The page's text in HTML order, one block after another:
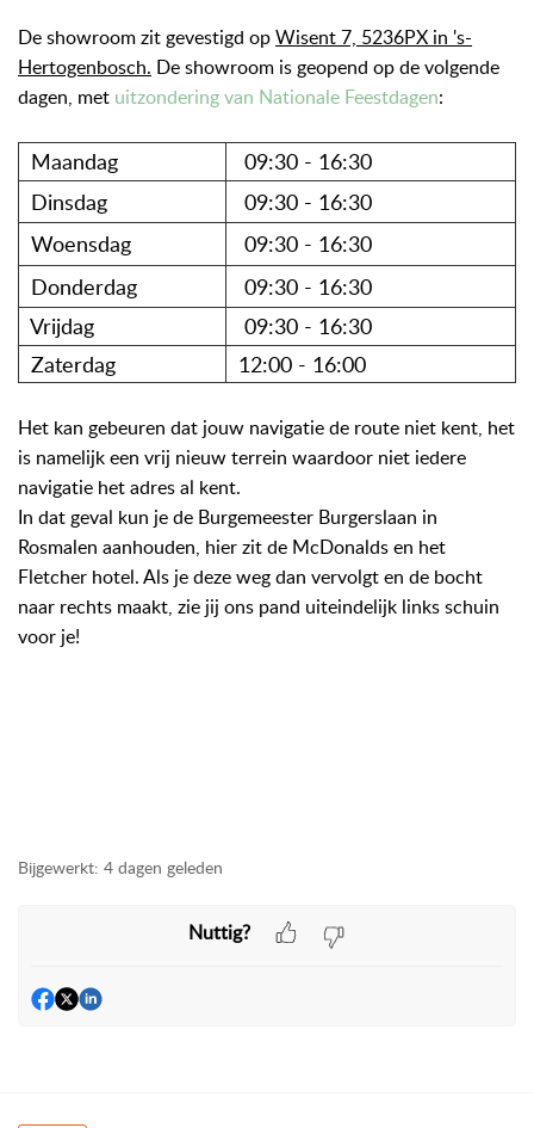
De showroom zit gevestigd opWisent 7, 5236PX in 's-
Hertogenbosch. De showroom is geopend op de volgende
dagen, met uitzondering van Nationale Feestdagen:
Maandag
09:30 - 16:30
Dinsdag
09:30 - 16:30
Woensdag
09:30 - 16:30
Donderdag
09:30 - 16:30
Vrijdag
09:30 - 16:30
Zaterdag
12:00 - 16:00
Het kan gebeuren dat jouw navigatie de route niet kent, het
is namelijk een vrij nieuw terrein waardoor niet iedere
navigatie het adres al kent.
In dat geval kun je de Burgemeester Burgerslaan in
Rosmalen aanhouden, hier zit de McDonalds en het
Fletcher hotel. Als je deze weg dan vervolgt en de bocht
naar rechts maakt, zie jij ons pand uiteindelijk links schuin
voor je!
Bijgewerkt: 4 dagen geleden
Nuttig?